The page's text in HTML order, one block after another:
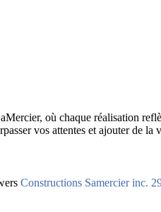
où chaque réalisation
vos attentes et ajouter de la
Constructions Samercier inc.